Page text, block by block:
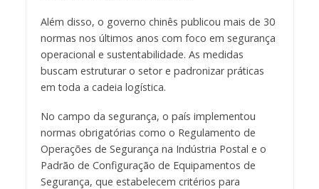
Além disso, o governo chinês publicou mais de 30
normas nos últimos anos com foco em segurança
operacional e sustentabilidade. As medidas
buscam estruturar o setor e padronizar práticas
em toda a cadeia logística.
No campo da segurança, o país implementou
normas obrigatórias como o Regulamento de
Operações de Segurança na Indústria Postal e o
Padrão de Configuração de Equipamentos de
Segurança, que estabelecem critérios para